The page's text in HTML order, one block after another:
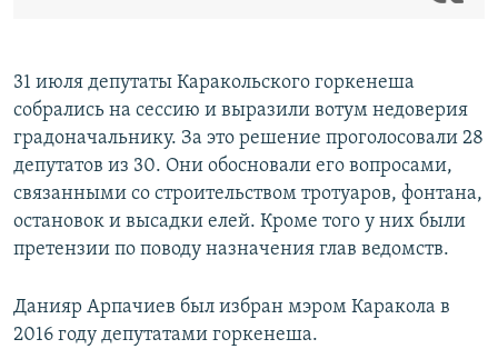
31 июля депутаты Каракольского горкенеша
собрались на сессию и выразили вотум недоверия
градоначальнику. За это решение проголосовали 28
депутатов из 30. Они обосновали его вопросами,
связанными со строительством тротуаров, фонтана,
остановок и высадки елей. Кроме того у них были
претензии по поводу назначения глав ведомств.
Данияр Арпачиев был избран мэром Каракола в
2016 году депутатами горкенеша.